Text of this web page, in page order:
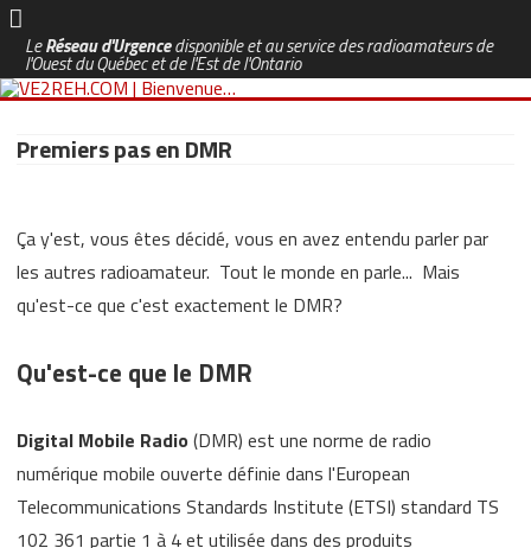
LeRéseau d'Urgencedisponible et au service des radioamateurs de
l'Ouest du Québec et de l'Est de l'Ontario
Skip
Premiers pas en DMR
Ça y'est, vous êtes décidé, vous en avez entendu parler par
les autres radioamateur. Tout le monde en parle... Mais
qu'est-ce que c'est exactement le DMR?
Qu'est-ce que le DMR
Digital Mobile Radio (DMR) est une norme de radio
numérique mobile ouverte définie dans l'European
Telecommunications Standards Institute (ETSI) standard TS
102 361 partie 1 à 4 et utilisée dans des produits